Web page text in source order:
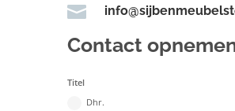

Contact
Titel
Dhr.